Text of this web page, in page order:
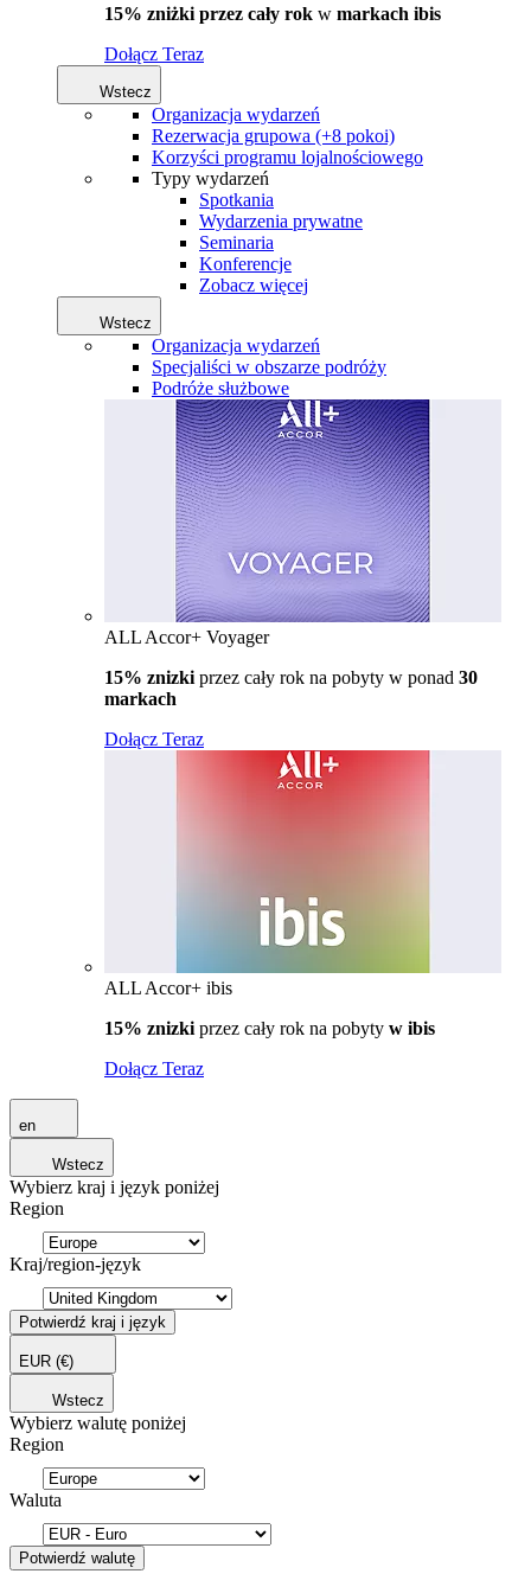
15% zniżki przez cały rok w markach ibis
Dołącz Teraz
Wstecz
Organizacja wydarzeń
Rezerwacja grupowa (+8 pokoi)
Korzyści programu lojalnościowego
Typy wydarzeń
Spotkania
Wydarzenia prywatne
Seminaria
Konferencje
Zobacz więcej
Wstecz
Organizacja wydarzeń
Specjaliści w obszarze podróży
Podróże służbowe
ALL Accor+ Voyager
15% znizki przez cały rok na pobyty w ponad 30
markach
Dołącz Teraz
ALL Accor+ ibis
15% znizki przez cały rok na pobyty w ibis
Dołącz Teraz
en
Wstecz
Wybierz kraj i język poniżej
Region
Kraj/region-język
Potwierdź kraj i język
EUR (€)
Wstecz
Wybierz walutę poniżej
Region
Waluta
Potwierdź walutę